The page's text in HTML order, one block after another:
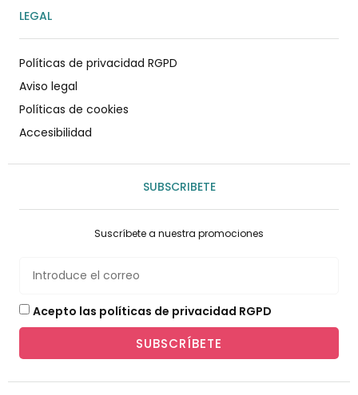
LEGAL
Políticas de privacidad RGPD
Aviso legal
Políticas de cookies
Accesibilidad
SUBSCRIBETE
Suscríbete a nuestra promociones
Acepto las políticas de privacidad RGPD
SUBSCRÍBETE